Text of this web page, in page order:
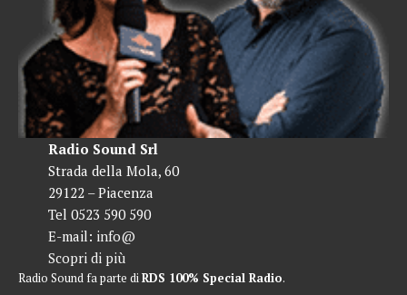
Radio Sound Srl
Strada della Mola, 60
29122 – Piacenza
Tel 0523 590 590
E-mail: info@
Scopri di più
Radio Sound fa parte diRDS 100% Special Radio.